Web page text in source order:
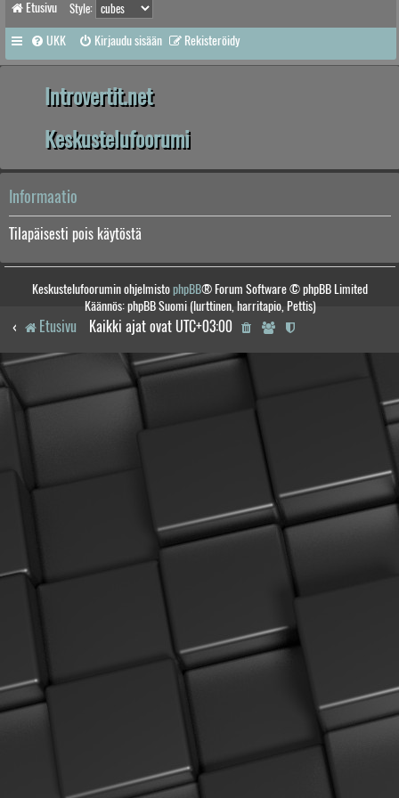
Etusivu Style:
UKK Kirjaudu sisään Rekisteröidy
Introvertit.net
Keskustelufoorumi
Informaatio
Tilapäisesti pois käytöstä
Keskustelufoorumin ohjelmistophpBB® Forum Software © phpBB Limited
Käännös: phpBB Suomi (lurttinen, harritapio, Pettis)
Etusivu Kaikki ajat ovat UTC+03:00